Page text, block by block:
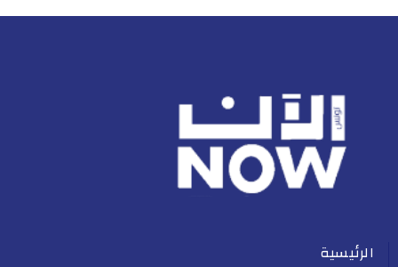
الرئيسية